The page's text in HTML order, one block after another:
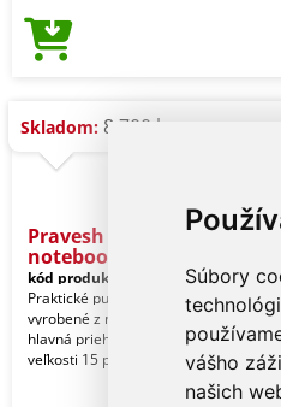
Súbory
vášho
našich
Skladom: 8.700 ks
Pravesh - Puzdro na
notebook
kód produktu:
21920002000
Praktické puzdro na notebook
vyrobené z mäkkej PU. Polstrovaná
hlavná priehradka pre notebook do
veľkosti 15 palcov so z